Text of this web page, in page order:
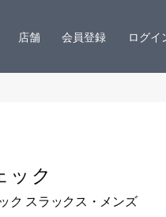
店舗 会員登録 ログイ
ック
ク スラックス・メンズ